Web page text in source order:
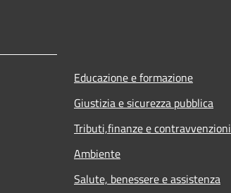
Educazione e formazione
Giustizia e sicurezza pubblica
Tributi,finanze e contravvenzioni
Ambiente
Salute, benessere e assistenza